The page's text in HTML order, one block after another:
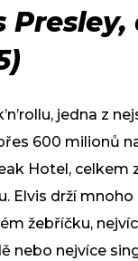
jedna z
600 milionů
Hotel, celkem
Elvis drží
žebříčku,
nebo nejvíce